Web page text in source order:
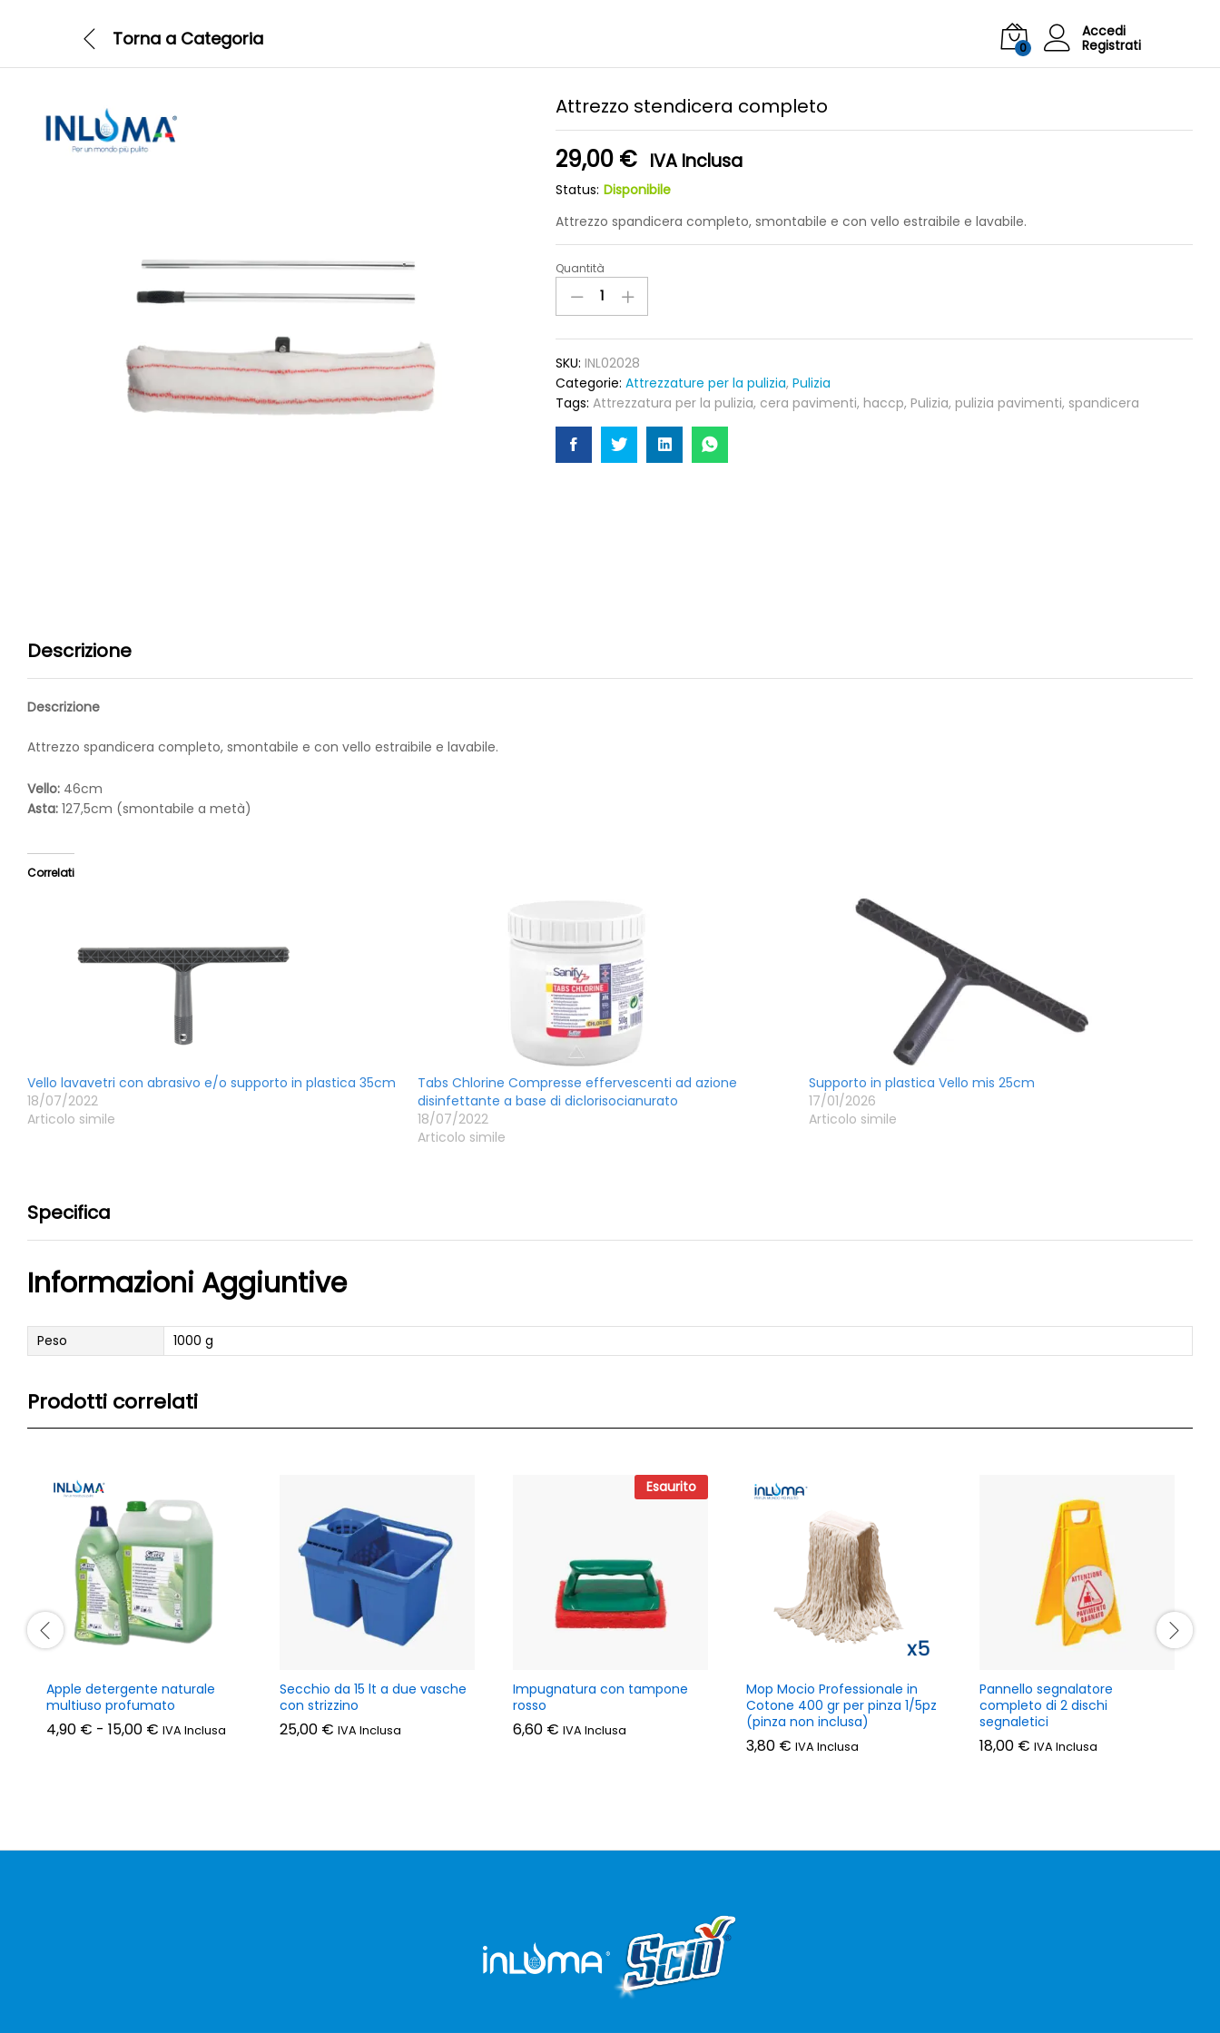
Torna a Categoria 0
Accedi
Registrati
Attrezzo stendicera completo
29,00 € IVA Inclusa
Status: Disponibile
Attrezzo spandicera completo, smontabile e con vello estraibile e lavabile.
Attrezzo
stendicera
completo
Quantità
SKU:INL02028
Categorie:Attrezzature per la pulizia,Pulizia
Tags:Attrezzatura per la pulizia, cera pavimenti,haccp,Pulizia,pulizia pavimenti, spandicera
Descrizione
Descrizione
Attrezzo spandicera completo, smontabile e con vello estraibile e lavabile.
Vello: 46cm
Asta: 127,5cm (smontabile a metà)
Correlati
Vello lavavetri con abrasivo e/o supporto in plastica 35cm
18/07/2022
Articolo simile
Tabs Chlorine Compresse effervescenti ad azione
disinfettante a base di diclorisocianurato
18/07/2022
Articolo simile
Supporto in plastica Vello mis 25cm
17/01/2026
Articolo simile
Specifica
Informazioni Aggiuntive
Peso 1000 g
Prodotti correlati
Apple detergente naturale
multiuso profumato
4,90 € - 15,00 € Fascia
IVA Inclusa
Secchio da 15 lt a due vasche
con strizzino
25,00 € IVA Inclusa
Esaurito
Impugnatura con tampone
rosso
6,60 € IVA Inclusa
Mop Mocio Professionale in
Cotone 400 gr per pinza 1/5pz
(pinza non inclusa)
3,80 € IVA Inclusa
Pannello segnalatore
completo di 2 dischi
segnaletici
18,00 € IVA Inclusa